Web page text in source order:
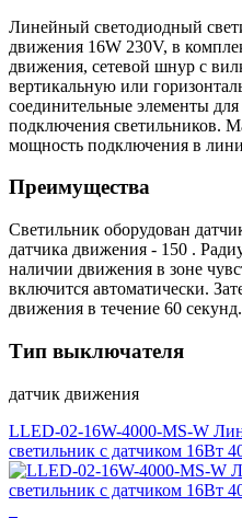
Линейный светодиодный
движения 16W 230V, в
движения, сетевой шнур с
вертикальную или
соединительные элементы для
подключения светильников.
мощность подключения в
Преимущества
Светильник оборудован
датчика движения - 150 .
наличии движения в зоне
включится автоматически.
движения в течение 60 секунд.
Тип выключателя
датчик движения
LLED-02-16W-4000-MS-W
светильник с датчиком 16Вт